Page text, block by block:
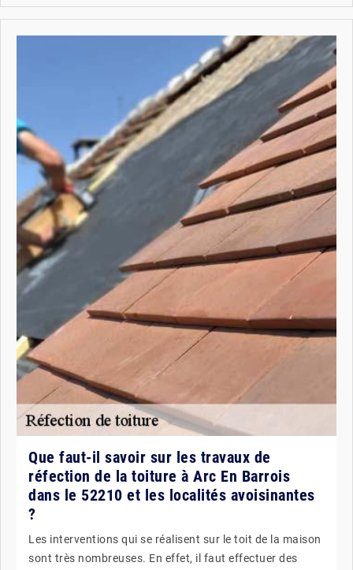
Que faut-il savoir sur les travaux de
réfection de la toiture à Arc En Barrois
dans le 52210 et les localités avoisinantes
?
Les interventions qui se réalisent sur le toit de la maison
sont très nombreuses. En effet, il faut effectuer des